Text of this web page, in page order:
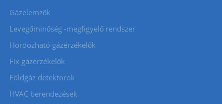
Gázelemzők
Levegőminőség -megfigyelő rendszer
Hordozható gázérzékelők
Fix gázérzékelők
Földgáz detektorok
HVAC berendezések